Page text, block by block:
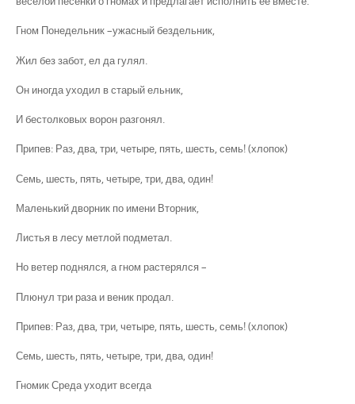
Гном Понедельник –ужасный бездельник,
Жил без забот, ел да гулял.
Он иногда уходил в старый ельник,
И бестолковых ворон разгонял.
Припев: Раз, два, три, четыре, пять, шесть, семь! (хлопок)
Семь, шесть, пять, четыре, три, два, один!
Маленький дворник по имени Вторник,
Листья в лесу метлой подметал.
Но ветер поднялся, а гном растерялся –
Плюнул три раза и веник продал.
Припев: Раз, два, три, четыре, пять, шесть, семь! (хлопок)
Семь, шесть, пять, четыре, три, два, один!
Гномик Среда уходит всегда